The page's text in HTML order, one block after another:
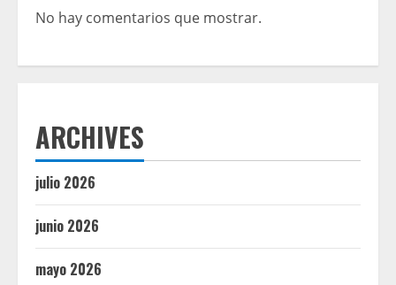
No hay comentarios que mostrar.
ARCHIVES
julio 2026
junio 2026
mayo 2026